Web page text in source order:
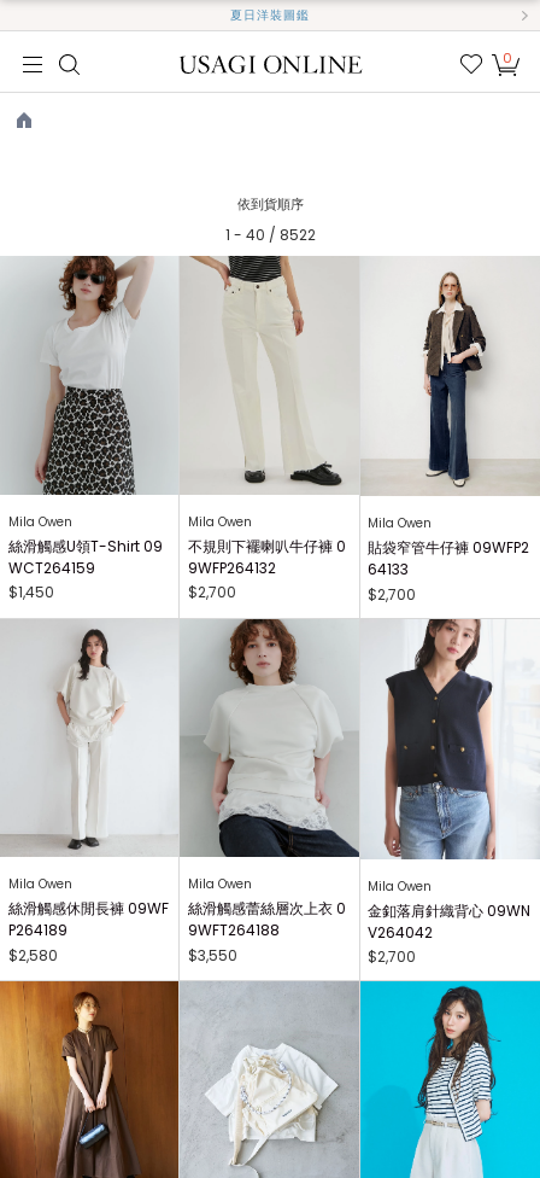
夏日洋裝圖鑑
我的
0
依到貨順序
1 - 40 / 8522
Mila Owen
絲滑觸感U領T-Shirt 09
WCT264159
$1,450
Mila Owen
不規則下襬喇叭牛仔褲 0
9WFP264132
$2,700
Mila Owen
貼袋窄管牛仔褲 09WFP2
64133
$2,700
Mila Owen
絲滑觸感休閒長褲 09WF
P264189
$2,580
Mila Owen
絲滑觸感蕾絲層次上衣 0
9WFT264188
$3,550
Mila Owen
金釦落肩針織背心 09WN
V264042
$2,700